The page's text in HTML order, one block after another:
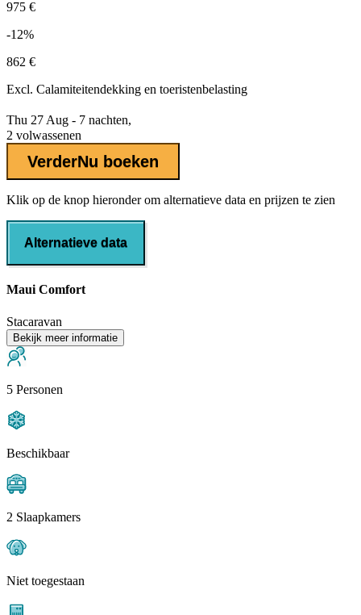
975 €
-12%
862 €
Excl. Calamiteitendekking en toeristenbelasting
Thu 27 Aug - 7 nachten,
2 volwassenen
VerderNu boeken
Klik op de knop hieronder om alternatieve data en prijzen te zien
Alternatieve data
Maui Comfort
Stacaravan
Bekijk meer informatie
5 Personen
Beschikbaar
2 Slaapkamers
Niet toegestaan